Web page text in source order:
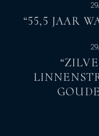
“55,5 JAAR